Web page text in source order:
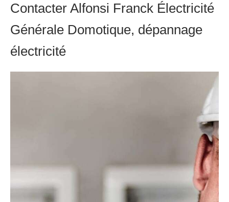
Contacter Alfonsi Franck Électricité
Générale Domotique, dépannage
électricité